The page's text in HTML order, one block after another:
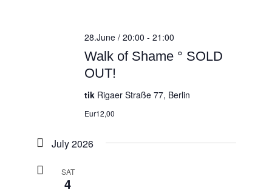
Walk of Shame ° SOLD
OUT!
28.June / 20:00 - 21:00
tik Rigaer Straße 77, Berlin
Eur12,00
July 2026
SAT
4